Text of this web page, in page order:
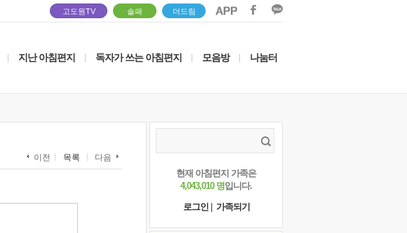
고도원TV 솔패 더드림
지난 아침편지 독자가 쓰는 아침편지 모음방 나눔터
이전 목록 다음
현재 아침편지 가족은
4,043,010 명입니다.
로그인
가족되기